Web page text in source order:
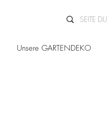
Unsere GARTENDEKO